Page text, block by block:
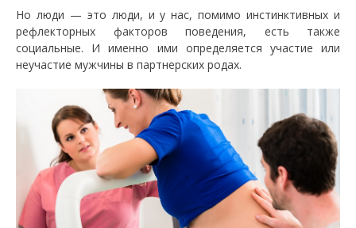
Но люди — это люди, и у нас, помимо инстинктивных и
рефлекторных факторов поведения, есть также
социальные. И именно ими определяется участие или
неучастие мужчины в партнерских родах.